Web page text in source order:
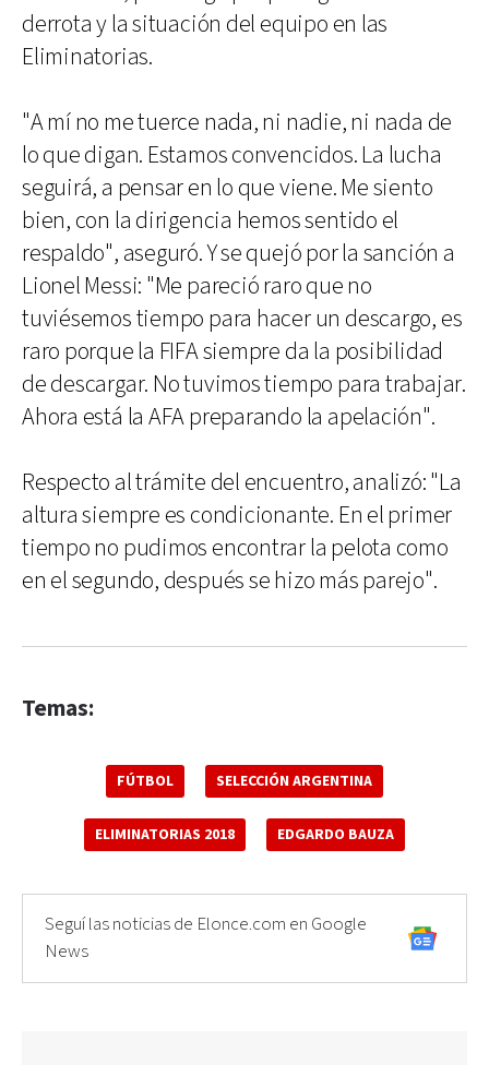
derrota y la situación del equipo en las
Eliminatorias.
"A mí no me tuerce nada, ni nadie, ni nada de
lo que digan. Estamos convencidos. La lucha
seguirá, a pensar en lo que viene. Me siento
bien, con la dirigencia hemos sentido el
respaldo", aseguró. Y se quejó por la sanción a
Lionel Messi: "Me pareció raro que no
tuviésemos tiempo para hacer un descargo, es
raro porque la FIFA siempre da la posibilidad
de descargar. No tuvimos tiempo para trabajar.
Ahora está la AFA preparando la apelación".
Respecto al trámite del encuentro, analizó: "La
altura siempre es condicionante. En el primer
tiempo no pudimos encontrar la pelota como
en el segundo, después se hizo más parejo".
Temas:
FÚTBOL SELECCIÓN ARGENTINA
ELIMINATORIAS 2018 EDGARDO BAUZA
Seguí las noticias de Elonce.com en Google
News